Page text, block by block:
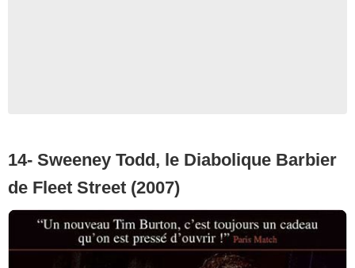
14- Sweeney Todd, le Diabolique Barbier
de Fleet Street (2007)